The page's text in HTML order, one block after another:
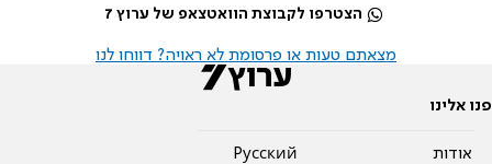
הצטרפו לקבוצת הוואטצאפ של ערוץ 7
מצאתם טעות או פרסומת לא ראויה? דווחו לנו
פנו אלינו
אודות
Pусский